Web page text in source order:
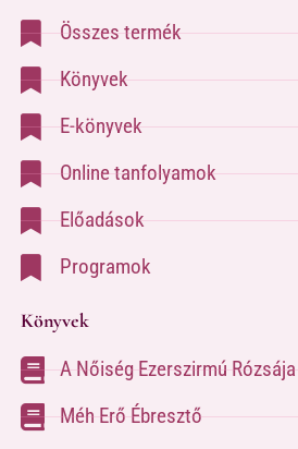
Összes termék
Könyvek
E-könyvek
Online tanfolyamok
Előadások
Programok
Könyvek
A Nőiség Ezerszirmú Rózsája
Méh Erő Ébresztő